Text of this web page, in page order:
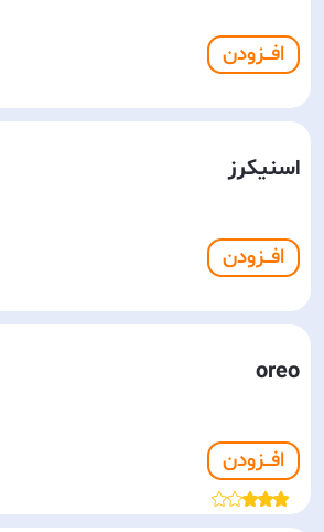
افـــزودن
اسنیکرز
افـــزودن
oreo
افـــزودن